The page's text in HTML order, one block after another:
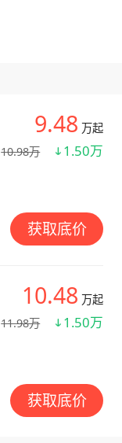
9.48 万起
10.98万
1.50万
获取底价
10.48 万起
11.98万
1.50万
获取底价